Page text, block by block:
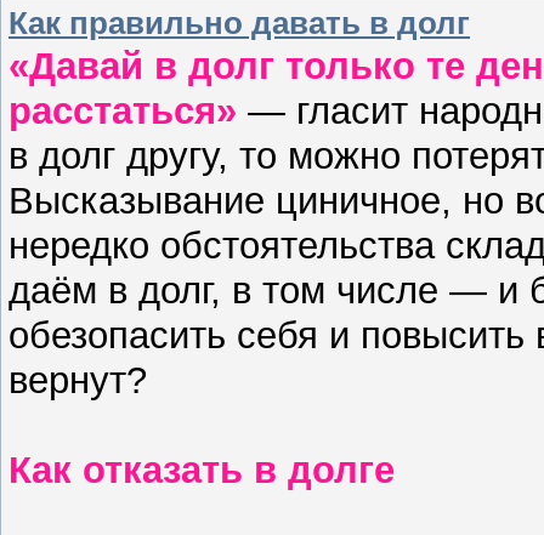
Как правильно давать в долг
«Давай в долг только те
расстаться» — гласит
в долг другу, то можно
Высказывание циничное, но
нередко обстоятельства
даём в долг, в том числе — и
обезопасить себя и повысить
вернут?
Как отказать в долге